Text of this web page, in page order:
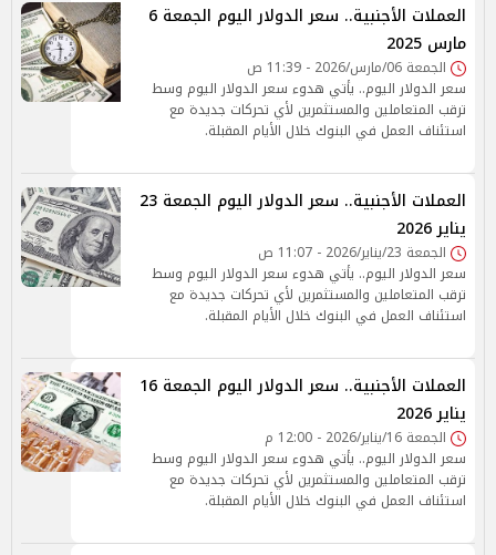
العملات الأجنبية.. سعر الدولار اليوم الجمعة 6
مارس 2025
الجمعة 06/مارس/2026 - 11:39 ص
سعر الدولار اليوم.. يأتي هدوء سعر الدولار اليوم وسط
ترقب المتعاملين والمستثمرين لأي تحركات جديدة مع
استئناف العمل في البنوك خلال الأيام المقبلة.
العملات الأجنبية.. سعر الدولار اليوم الجمعة 23
يناير 2026
الجمعة 23/يناير/2026 - 11:07 ص
سعر الدولار اليوم.. يأتي هدوء سعر الدولار اليوم وسط
ترقب المتعاملين والمستثمرين لأي تحركات جديدة مع
استئناف العمل في البنوك خلال الأيام المقبلة.
العملات الأجنبية.. سعر الدولار اليوم الجمعة 16
يناير 2026
الجمعة 16/يناير/2026 - 12:00 م
سعر الدولار اليوم.. يأتي هدوء سعر الدولار اليوم وسط
ترقب المتعاملين والمستثمرين لأي تحركات جديدة مع
استئناف العمل في البنوك خلال الأيام المقبلة.